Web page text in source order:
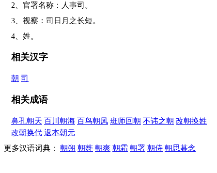
2、官署名称：人事司。
3、视察：司日月之长短。
4、姓。
相关汉字
朝 司
相关成语
鼻孔朝天 百川朝海 百鸟朝凤 班师回朝 不讳之朝 改朝换姓
改朝换代 返本朝元
更多汉语词典： 朝朔 朝蕣 朝爽 朝霜 朝署 朝侍 朝思暮念